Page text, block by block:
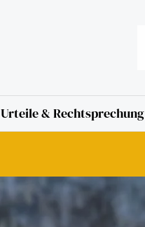
Urteile & Rechtsprechung